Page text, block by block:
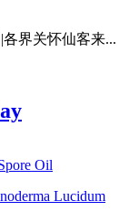
界关怀仙客来...
Oil
Lucidum